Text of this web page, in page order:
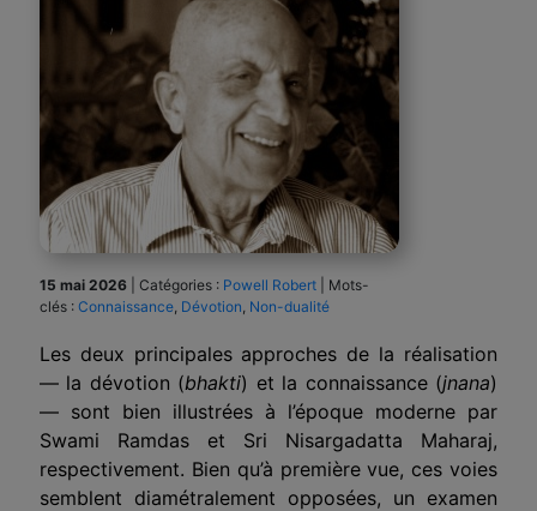
15 mai 2026 Catégories : Powell Robert
Mots-
clés : Connaissance Dévotion Non-dualité
Les deux principales approches de la réalisation
— la dévotion (bhakti) et la connaissance (jnana)
— sont bien illustrées à l’époque moderne par
Swami Ramdas et Sri Nisargadatta Maharaj,
respectivement. Bien qu’à première vue, ces voies
semblent diamétralement opposées, un examen